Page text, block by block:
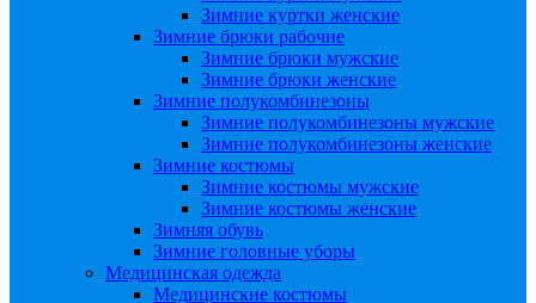
Зимние куртки женские
Зимние брюки рабочие
Зимние брюки мужские
Зимние брюки женские
Зимние полукомбинезоны
Зимние полукомбинезоны мужские
Зимние полукомбинезоны женские
Зимние костюмы
Зимние костюмы мужские
Зимние костюмы женские
Зимняя обувь
Зимние головные уборы
Медицинская одежда
Медицинские костюмы